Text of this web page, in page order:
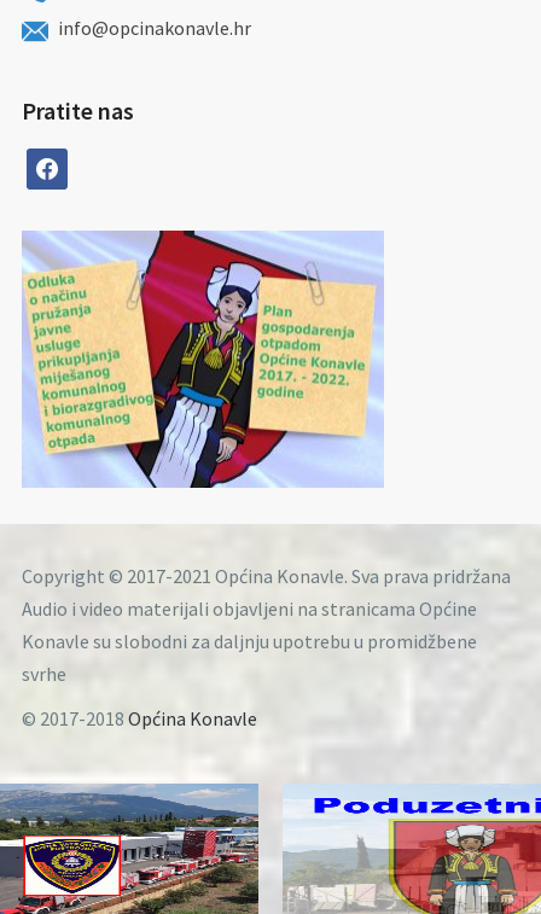
info@opcinakonavle.hr
Pratite nas
facebook
Copyright © 2017-2021 Općina Konavle. Sva prava pridržana
Audio i video materijali objavljeni na stranicama Općine
Konavle su slobodni za daljnju upotrebu u promidžbene
svrhe
© 2017-2018 Općina Konavle